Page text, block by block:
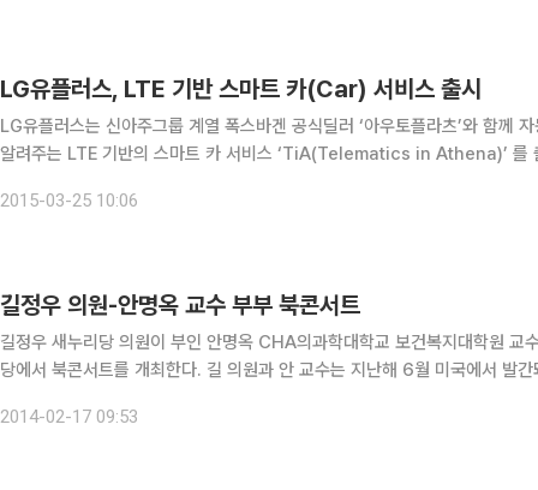
LG유플러스, LTE 기반 스마트 카(Car) 서비스 출시
LG유플러스는 신아주그룹 계열 폭스바겐 공식딜러 ‘아우토플라츠’와 함께
알려주는 LTE 기반의 스마트 카 서비스 ‘TiA(Telematics in Athena)’ 를 출시한다고 25일 밝혔다.
2015-03-25 10:06
길정우 의원-안명옥 교수 부부 북콘서트
길정우 새누리당 의원이 부인 안명옥 CHA의과학대학교 보건복지대학원
당에서 북콘서트를 개최한다. 길 의원과 안 교수는 지난해 6월 미국에서 발간돼 뉴욕타임스 선정 베스트셀러에 올랐던 ‘아테나 독트린
2014-02-17 09:53